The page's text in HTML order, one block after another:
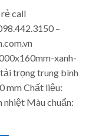
call
–
xanh-
trọng trung bình
mm Chất liệu:
Màu chuẩn: